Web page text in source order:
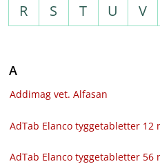
R
S T U V
A
Addimag vet. Alfasan
AdTab Elanco tyggetabletter 12
AdTab Elanco tyggetabletter 56